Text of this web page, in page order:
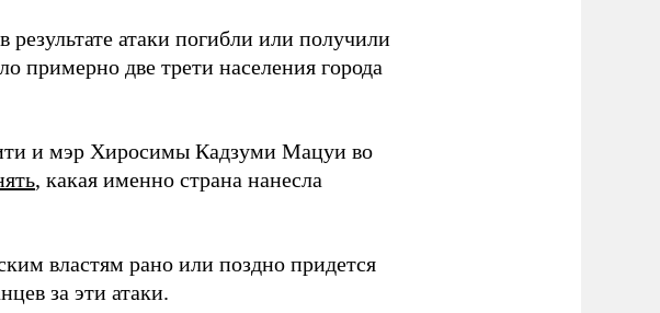
атаки погибли или получили
примерно две трети населения города
и мэр Хиросимы Кадзуми Мацуи во
, какая именно страна нанесла
властям рано или поздно придется
за эти атаки.